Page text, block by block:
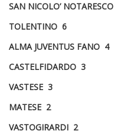
SAN NICOLO’
TOLENTINO 6
ALMA JUVENTUS FANO 4
CASTELFIDARDO 3
VASTESE 3
MATESE 2
VASTOGIRARDI 2